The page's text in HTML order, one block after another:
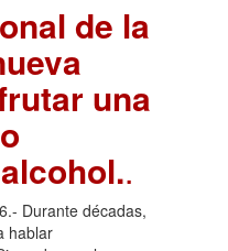
de la
una
.
Durante décadas,
hablar